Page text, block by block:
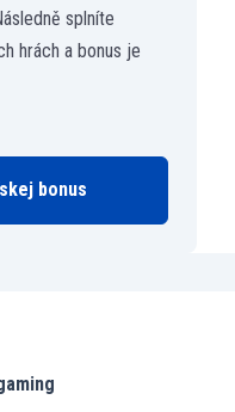
splníte
hrách a bonus je
bonus